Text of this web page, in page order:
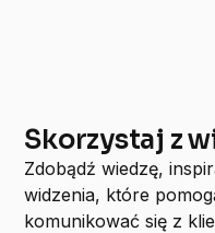
Skorzystaj z
Zdobądź wiedzę,
widzenia, które
komunikować się z